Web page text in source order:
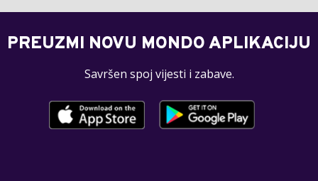
PREUZMI NOVU MONDO APLIKACIJU
Savršen spoj vijesti i zabave.